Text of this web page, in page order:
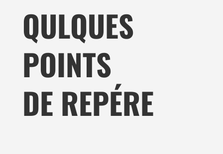
QULQUES
POINTS
DE REPÉRE